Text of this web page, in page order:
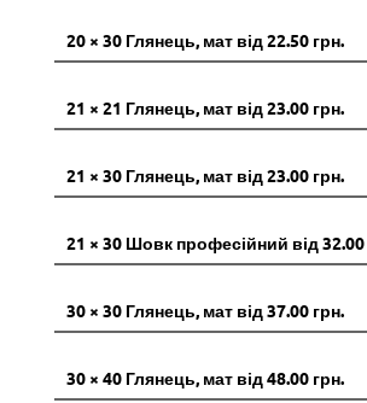
20 × 30 Глянець, мат від 22.50 грн.
21 × 21 Глянець, мат від 23.00 грн.
21 × 30 Глянець, мат від 23.00 грн.
21 × 30 Шовк професійний від 32.00
30 × 30 Глянець, мат від 37.00 грн.
30 × 40 Глянець, мат від 48.00 грн.